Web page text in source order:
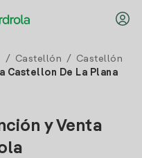
/ Castellón /
Castellón
Castellon De La Plana
y Venta